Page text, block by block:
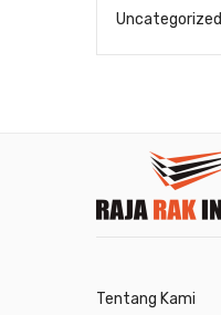
Uncategorized
Tentang Kami